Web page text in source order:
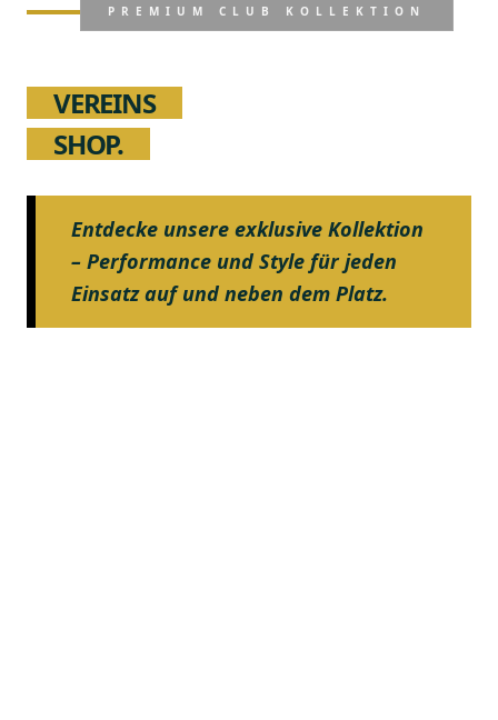
PREMIUM CLUB KOLLEKTION
VEREINS
SHOP.
Entdecke unsere exklusive Kollektion
– Performance und Style für jeden
Einsatz auf und neben dem Platz.